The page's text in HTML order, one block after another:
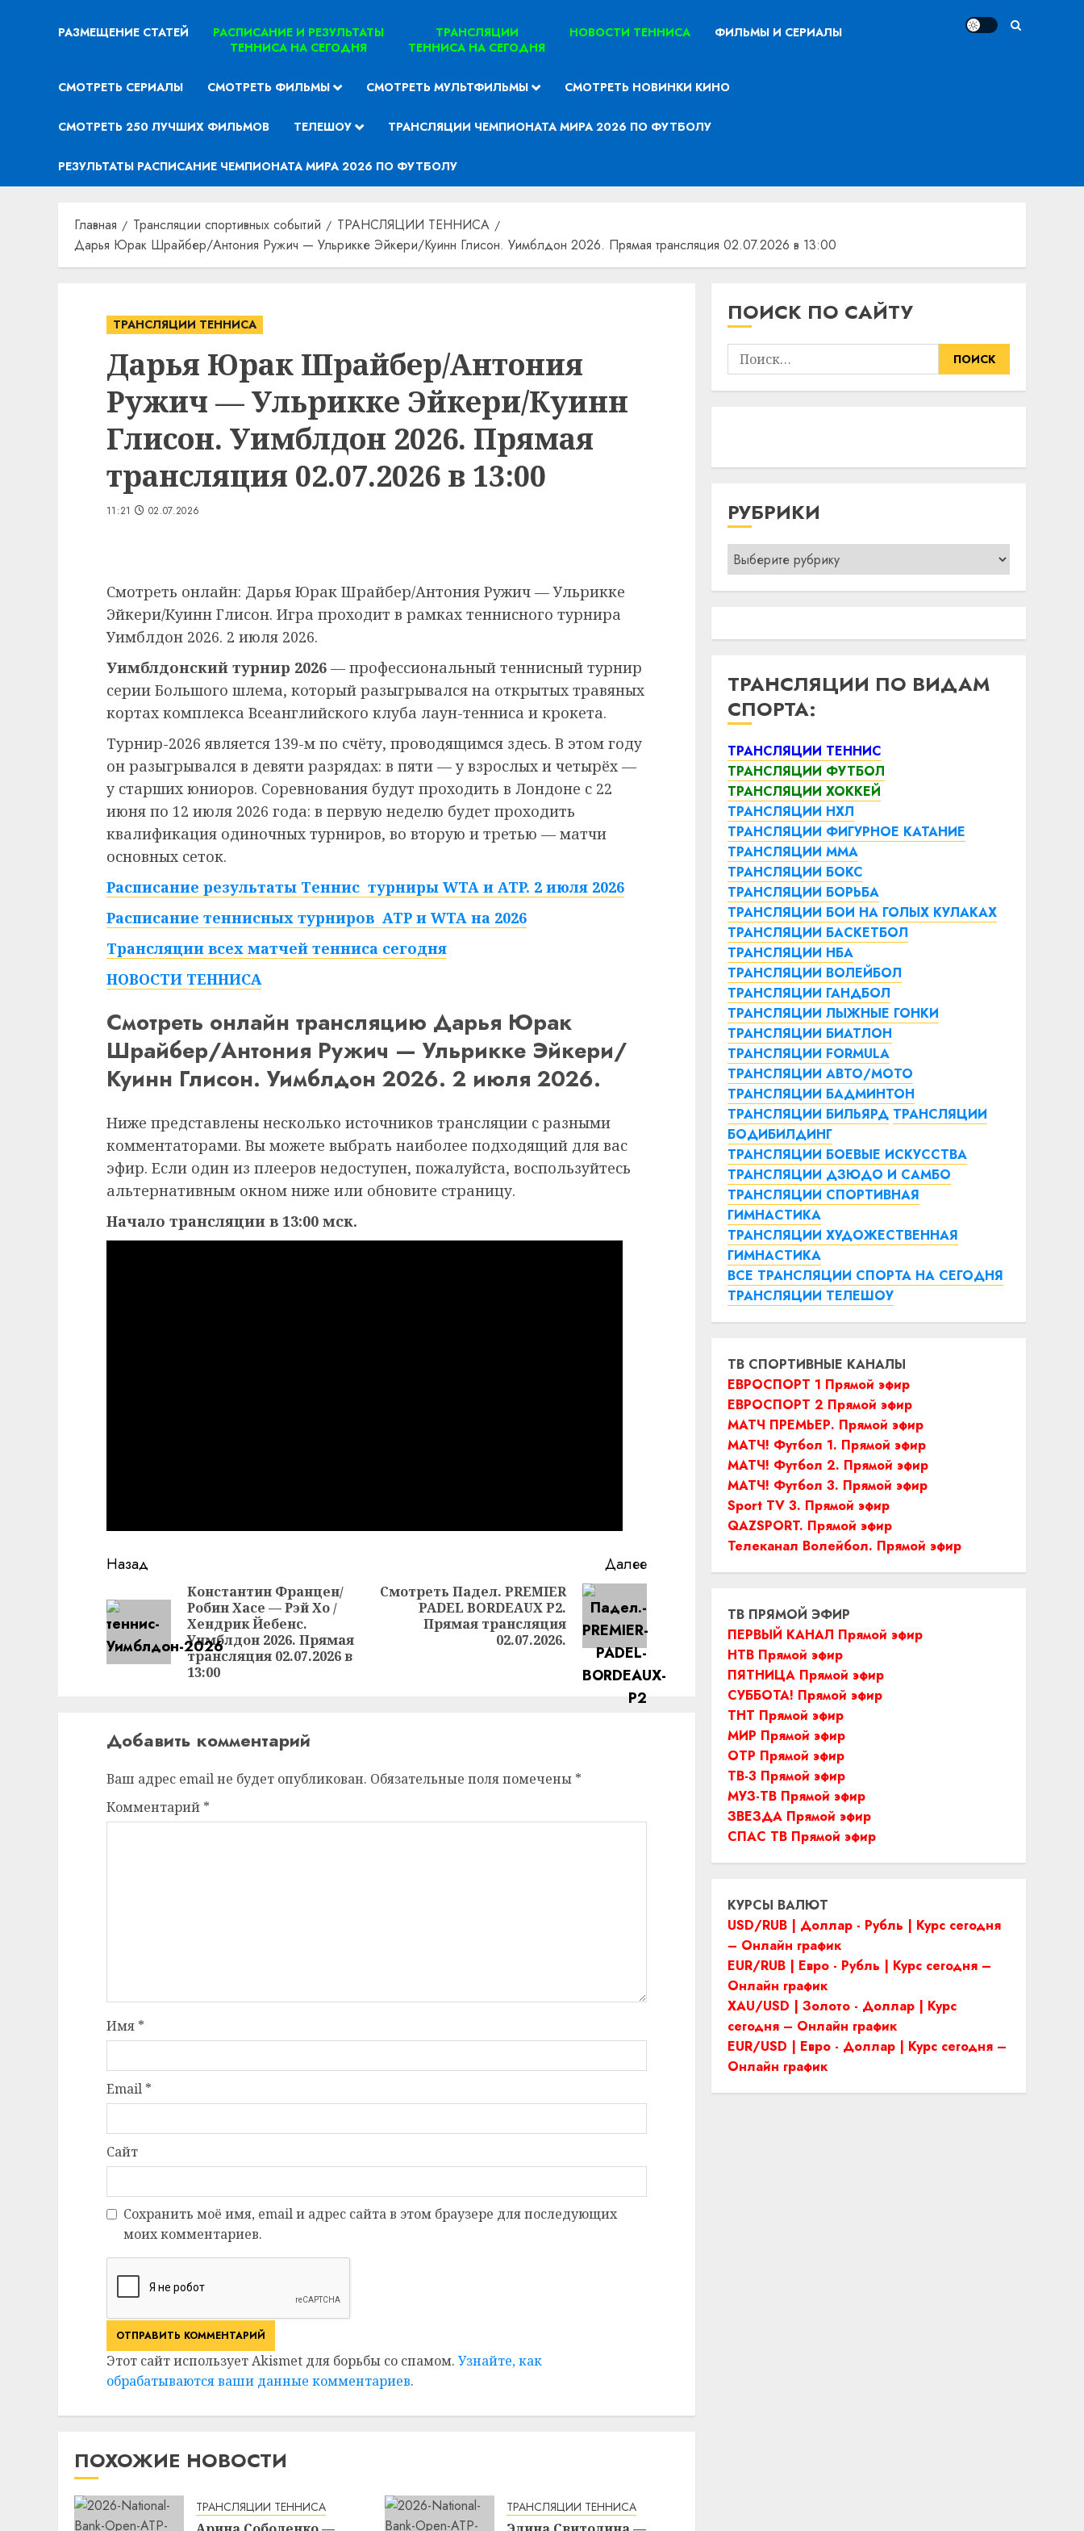
РАЗМЕЩЕНИЕ СТАТЕЙ
РАСПИСАНИЕ И РЕЗУЛЬТАТЫ
ТЕННИСА НА СЕГОДНЯ
ТРАНСЛЯЦИИ
ТЕННИСА НА СЕГОДНЯ
НОВОСТИ ТЕННИСА ФИЛЬМЫ И СЕРИАЛЫ
СМОТРЕТЬ СЕРИАЛЫ СМОТРЕТЬ ФИЛЬМЫ СМОТРЕТЬ МУЛЬТФИЛЬМЫ СМОТРЕТЬ НОВИНКИ КИНО
СМОТРЕТЬ 250 ЛУЧШИХ ФИЛЬМОВ ТЕЛЕШОУ ТРАНСЛЯЦИИ ЧЕМПИОНАТА МИРА 2026 ПО ФУТБОЛУ
РЕЗУЛЬТАТЫ РАСПИСАНИЕ ЧЕМПИОНАТА МИРА 2026 ПО ФУТБОЛУ
Главная Трансляции спортивных событий
ТРАНСЛЯЦИИ ТЕННИСА
Дарья Юрак Шрайбер/Антония Ружич — Ульрикке Эйкери/Куинн Глисон. Уимблдон 2026. Прямая трансляция 02.07.2026 в 13:00
ТРАНСЛЯЦИИ ТЕННИСА
Дарья Юрак Шрайбер/Антония
Ружич — Ульрикке Эйкери/Куинн
Глисон. Уимблдон 2026. Прямая
трансляция 02.07.2026 в 13:00
11:21 02.07.2026
Смотреть онлайн: Дарья Юрак Шрайбер/Антония Ружич — Ульрикке
Эйкери/Куинн Глисон. Игра проходит в рамках теннисного турнира
Уимблдон 2026. 2 июля 2026.
Уимблдонский турнир 2026 — профессиональный теннисный турнир
серии Большого шлема, который разыгрывался на открытых травяных
кортах комплекса Всеанглийского клуба лаун-тенниса и крокета.
Турнир-2026 является 139-м по счёту, проводящимся здесь. В этом году
он разыгрывался в девяти разрядах: в пяти — у взрослых и четырёх —
у старших юниоров. Соревнования будут проходить в Лондоне с 22
июня по 12 июля 2026 года: в первую неделю будет проходить
квалификация одиночных турниров, во вторую и третью — матчи
основных сеток.
Расписание результаты Теннис турниры WTA и ATP. 2 июля 2026
Расписание теннисных турниров ATP и WTA на 2026
Трансляции всех матчей тенниса сегодня
НОВОСТИ ТЕННИСА
Смотреть онлайн трансляцию Дарья Юрак
Шрайбер/Антония Ружич — Ульрикке Эйкери/
Куинн Глисон. Уимблдон 2026. 2 июля 2026.
Ниже представлены несколько источников трансляции с разными
комментаторами. Вы можете выбрать наиболее подходящий для вас
эфир. Если один из плееров недоступен, пожалуйста, воспользуйтесь
альтернативным окном ниже или обновите страницу.
Начало трансляции в 13:00 мск.
Продолжить
чтение
Назад
Предыдущая
Константин Францен/
Робин Хасе — Рэй Хо /
Хендрик Йебенс.
Уимблдон 2026. Прямая
трансляция 02.07.2026 в
13:00
Далее
Следующая
запись:
Смотреть Падел. PREMIER
PADEL BORDEAUX P2.
Прямая трансляция
02.07.2026.
Добавить комментарий
Ваш адрес email не будет опубликован. Обязательные поля помечены *
Комментарий *
Имя *
Email *
Сайт
Сохранить моё имя, email и адрес сайта в этом браузере для последующих
моих комментариев.
Этот сайт использует Akismet для борьбы со спамом. Узнайте, как
обрабатываются ваши данные комментариев.
ПОХОЖИЕ НОВОСТИ
ТРАНСЛЯЦИИ ТЕННИСА ТРАНСЛЯЦИИ ТЕННИСА
ПОИСК ПО САЙТУ
Найти:
РУБРИКИ
Рубрики
ТРАНСЛЯЦИИ ПО ВИДАМ
СПОРТА:
ТРАНСЛЯЦИИ ТЕННИС
ТРАНСЛЯЦИИ ФУТБОЛ
ТРАНСЛЯЦИИ ХОККЕЙ
ТРАНСЛЯЦИИ НХЛ
ТРАНСЛЯЦИИ ФИГУРНОЕ КАТАНИЕ
ТРАНСЛЯЦИИ ММА
ТРАНСЛЯЦИИ БОКС
ТРАНСЛЯЦИИ БОРЬБА
ТРАНСЛЯЦИИ БОИ НА ГОЛЫХ КУЛАКАХ
ТРАНСЛЯЦИИ БАСКЕТБОЛ
ТРАНСЛЯЦИИ НБА
ТРАНСЛЯЦИИ ВОЛЕЙБОЛ
ТРАНСЛЯЦИИ ГАНДБОЛ
ТРАНСЛЯЦИИ ЛЫЖНЫЕ ГОНКИ
ТРАНСЛЯЦИИ БИАТЛОН
ТРАНСЛЯЦИИ FORMULA
ТРАНСЛЯЦИИ АВТО/МОТО
ТРАНСЛЯЦИИ БАДМИНТОН
ТРАНСЛЯЦИИ БИЛЬЯРД ТРАНСЛЯЦИИ
БОДИБИЛДИНГ
ТРАНСЛЯЦИИ БОЕВЫЕ ИСКУССТВА
ТРАНСЛЯЦИИ ДЗЮДО И САМБО
ТРАНСЛЯЦИИ СПОРТИВНАЯ
ГИМНАСТИКА
ТРАНСЛЯЦИИ ХУДОЖЕСТВЕННАЯ
ГИМНАСТИКА
ВСЕ ТРАНСЛЯЦИИ СПОРТА НА СЕГОДНЯ
ТРАНСЛЯЦИИ ТЕЛЕШОУ
ТВ СПОРТИВНЫЕ КАНАЛЫ
ЕВРОСПОРТ 1 Прямой эфир
ЕВРОСПОРТ 2 Прямой эфир
МАТЧ ПРЕМЬЕР. Прямой эфир
МАТЧ! Футбол 1. Прямой эфир
МАТЧ! Футбол 2. Прямой эфир
МАТЧ! Футбол 3. Прямой эфир
Sport TV 3. Прямой эфир
QAZSPORT. Прямой эфир
Телеканал Волейбол. Прямой эфир
ТВ ПРЯМОЙ ЭФИР
ПЕРВЫЙ КАНАЛ Прямой эфир
НТВ Прямой эфир
ПЯТНИЦА Прямой эфир
СУББОТА! Прямой эфир
ТНТ Прямой эфир
МИР Прямой эфир
ОТР Прямой эфир
ТВ-3 Прямой эфир
МУЗ-ТВ Прямой эфир
ЗВЕЗДА Прямой эфир
СПАС ТВ Прямой эфир
КУРСЫ ВАЛЮТ
USD/RUB | Доллар - Рубль | Курс сегодня
– Онлайн график
EUR/RUB | Евро - Рубль | Курс сегодня –
Онлайн график
XAU/USD | Золото - Доллар | Курс
сегодня – Онлайн график
EUR/USD | Евро - Доллар | Курс сегодня –
Онлайн график